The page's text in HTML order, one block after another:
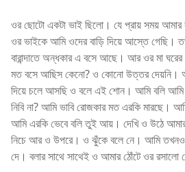
ওর ছোটো একটা ভাই ছিলো। যে প্রায় সময় আমার
ওর ভাইকে আমি ওদের বাড়ি দিয়ে আস্তে গেছি।
বারান্দাতে অন্ধকার এ বসে আছে। আর ওর মা
মত বসে আছিস কেনো? ও কোনো উত্তর দেয়নি।
দিয়ে চলে আসছি ও বলে এই শোন। আমি বলি
নিবি না? আমি ভাবি রোজকার মত এরকি মারছে।
আমি এরকি ভেবে বলি তুই আয়। দেখি ও উঠে আমার
নিচে আর ও উপরে। ও ঝুঁকে বলে নে। আমি তখনও
দে। বলার সাথে সাথেই ও আমার ঠোঁটে ওর রসালো